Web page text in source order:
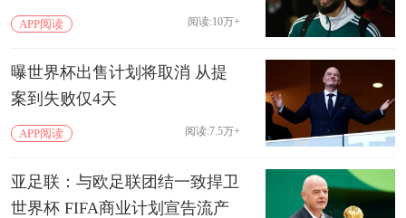
APP阅读 阅读:10万+
曝世界杯出售计划将取消 从提
案到失败仅4天
APP阅读 阅读:7.5万+
亚足联：与欧足联团结一致捍卫
世界杯 FIFA商业计划宣告流产